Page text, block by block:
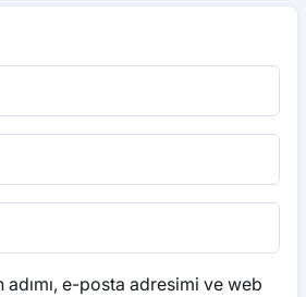
e-posta adresimi ve web